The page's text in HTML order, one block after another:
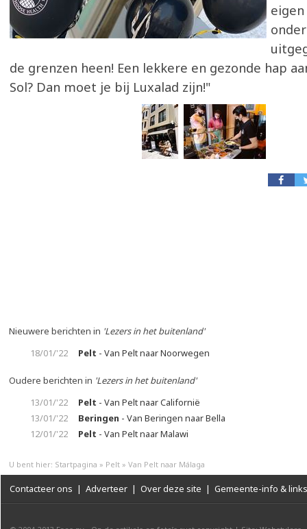
de grenzen heen! Een lekkere en gezonde hap
Sol? Dan moet je bij Luxalad zijn!"
Nieuwere berichten in 'Lezers in het buitenland'
18/01/'22
Pelt - Van Pelt naar Noorwegen
Oudere berichten in 'Lezers in het buitenland'
13/01/'22
Pelt - Van Pelt naar Californië
13/01/'22
Beringen - Van Beringen naar Bella
12/01/'22
Pelt - Van Pelt naar Malawi
U bent hier: Startpagina » Pelt » Van Pelt naar Málaga
Contacteer ons | Adverteer | Over deze site | Gemeente-info & links